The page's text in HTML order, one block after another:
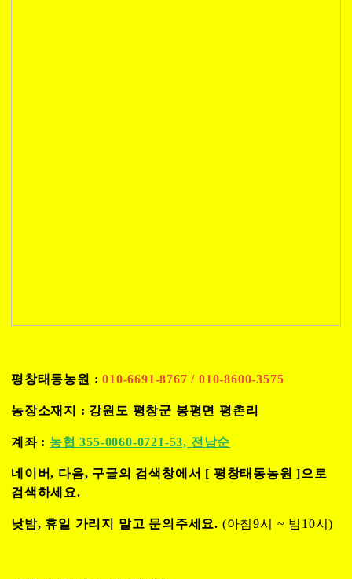
평창태동농원 :010-6691-8767 / 010-8600-3575
농장소재지 : 강원도 평창군 봉평면 평촌리
계좌 : 농협 355-0060-0721-53, 전남순
네이버, 다음, 구글의 검색창에서 [ 평창태동농원 ]으로
검색하세요.
낮밤, 휴일 가리지 말고 문의주세요. (아침9시 ~ 밤10시)